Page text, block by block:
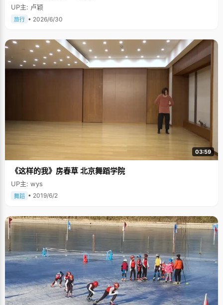
UP主: 卢颖
旅行 • 2026/6/30
03:59
《这样的我》房春草 北京舞蹈学院
UP主: wys
舞蹈 • 2019/6/2